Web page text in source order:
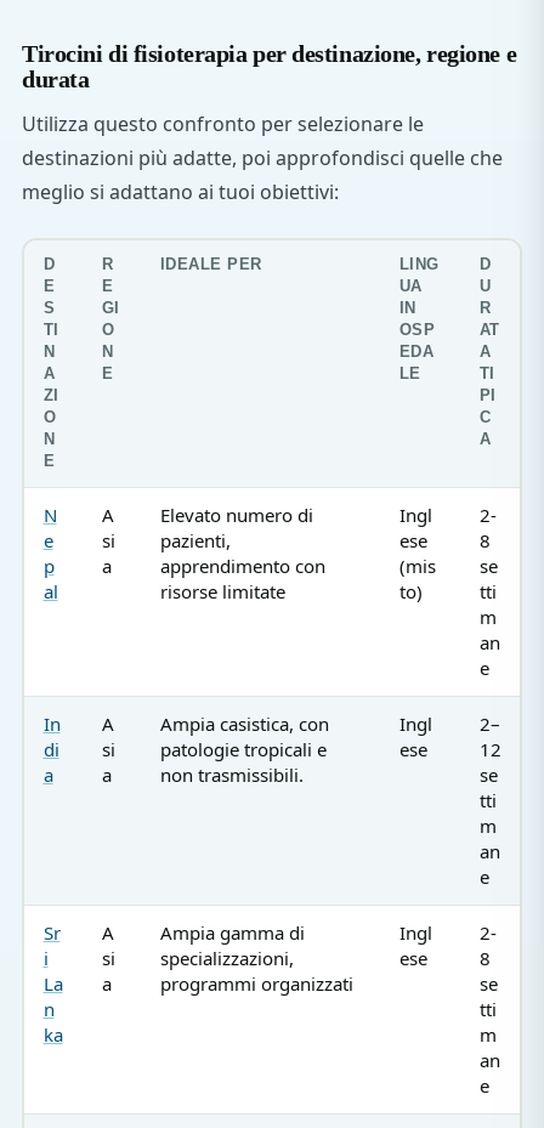
Tirocini di fisioterapia per destinazione, regione e
durata
Utilizza questo confronto per selezionare le
destinazioni più adatte, poi approfondisci quelle che
meglio si adattano ai tuoi obiettivi:
D
E
S
TI
N
A
ZI
O
N
E
R
E
GI
O
N
E
IDEALE PER
LING
UA
IN
OSP
EDA
LE
D
U
R
AT
A
TI
PI
C
A
N
e
p
al
A
si
a
Elevato numero di
pazienti,
apprendimento con
risorse limitate
Ingl
ese
(mis
to)
2-
8
se
tti
m
an
e
In
di
a
A
si
a
Ampia casistica, con
patologie tropicali e
non trasmissibili.
Ingl
ese
2–
12
se
tti
m
an
e
Sr
i
La
n
ka
A
si
a
Ampia gamma di
specializzazioni,
programmi organizzati
Ingl
ese
2-
8
se
tti
m
an
e